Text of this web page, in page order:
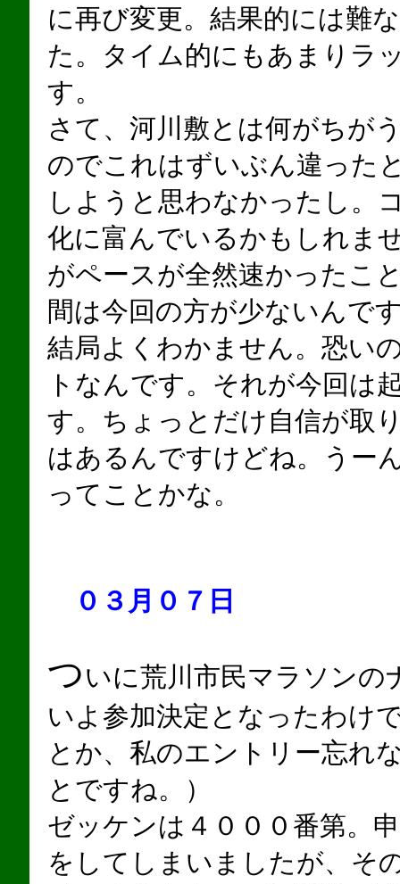
に再び変更。結果的には難
た。タイム的にもあまりラ
す。
さて、河川敷とは何がちが
のでこれはずいぶん違った
しようと思わなかったし。
化に富んでいるかもしれま
がペースが全然速かったこ
間は今回の方が少ないんで
結局よくわかません。恐い
トなんです。それが今回は
す。ちょっとだけ自信が取
はあるんですけどね。うー
ってことかな。
０３月０７日
ついに荒川市民マラソンの
いよ参加決定となったわけ
とか、私のエントリー忘れ
とですね。）
ゼッケンは４０００番第。
をしてしまいましたが、そ